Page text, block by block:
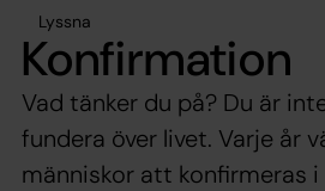
Lyssna
Konfirmation
Vad tänker du på? Du är
fundera över livet. Varje år
människor att konfirmeras i